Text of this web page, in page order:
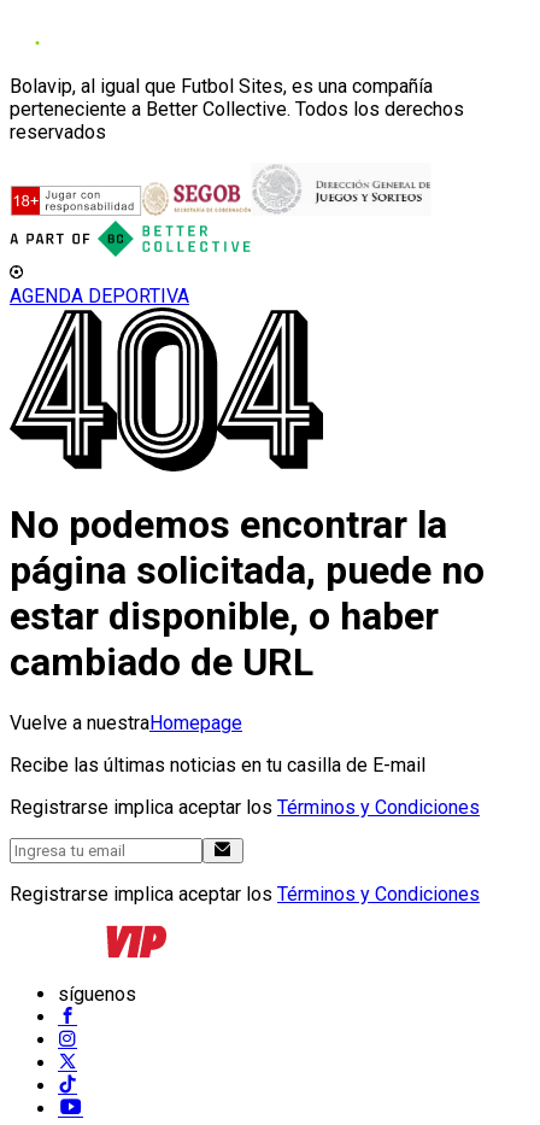
Bolavip, al igual que Futbol Sites, es una compañía
perteneciente a Better Collective. Todos los derechos
reservados
AGENDA DEPORTIVA
No podemos encontrar la
página solicitada, puede no
estar disponible, o haber
cambiado de URL
Vuelve a nuestraHomepage
Recibe las últimas noticias en tu casilla de E-mail
Registrarse implica aceptar los Términos y Condiciones
Registrarse implica aceptar los Términos y Condiciones
síguenos